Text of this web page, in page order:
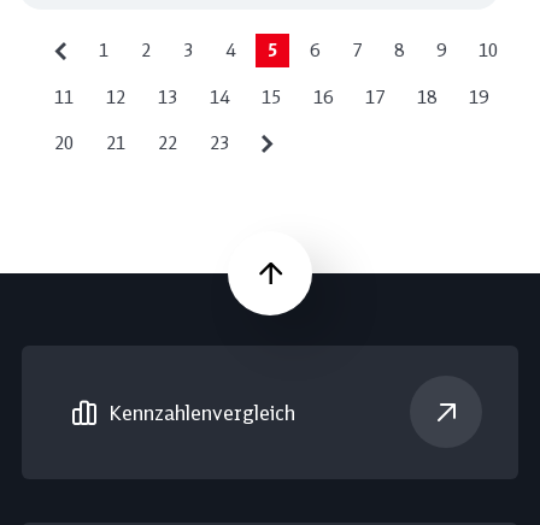
1 2 3 4 5 6 7 8 9 10
11 12 13 14 15 16 17 18 19
20 21 22 23
Nach oben
Kennzahlen­vergleich